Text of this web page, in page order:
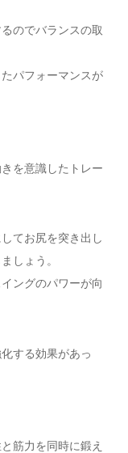
のでバランスの取
パフォーマンスが
を意識したトレー
てお尻を突き出し
しょう。
ングのパワーが向
する効果があっ
筋力を同時に鍛え